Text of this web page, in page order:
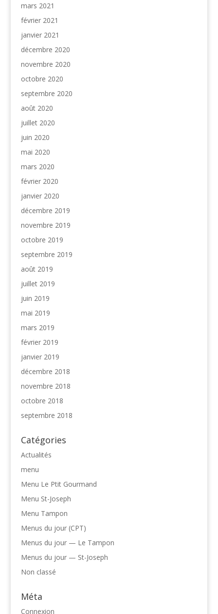
mars 2021
février 2021
janvier 2021
décembre 2020
novembre 2020
octobre 2020
septembre 2020
août 2020
juillet 2020
juin 2020
mai 2020
mars 2020
février 2020
janvier 2020
décembre 2019
novembre 2019
octobre 2019
septembre 2019
août 2019
juillet 2019
juin 2019
mai 2019
mars 2019
février 2019
janvier 2019
décembre 2018
novembre 2018
octobre 2018
septembre 2018
Catégories
Actualités
menu
Menu Le Ptit Gourmand
Menu St-Joseph
Menu Tampon
Menus du jour (CPT)
Menus du jour — Le Tampon
Menus du jour — St-Joseph
Non classé
Méta
Connexion